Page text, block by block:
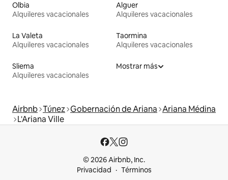
Olbia
Alquileres vacacionales
Alguer
Alquileres vacacionales
La Valeta
Alquileres vacacionales
Taormina
Alquileres vacacionales
Sliema
Alquileres vacacionales
Mostrar más
Airbnb Túnez Gobernación de Ariana Ariana Médina
L'Ariana Ville
© 2026 Airbnb, Inc.
Privacidad
Términos